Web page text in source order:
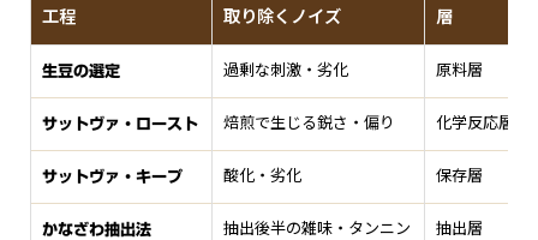
工程 取り除くノイズ 層
生豆の選定 過剰な刺激・劣化 原料層
サットヴァ・ロースト 焙煎で生じる鋭さ・偏り 化学反応層
サットヴァ・キープ 酸化・劣化 保存層
かなざわ抽出法 抽出後半の雑味・タンニン 抽出層